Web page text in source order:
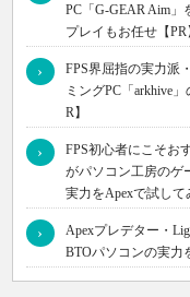
PC「G-GEAR Aim」
プレイもお任せ【PR
›
FPS界屈指の実力派
ミングPC「arkhive
R】
›
FPS初心者にこそお
がパソコン工房のゲ
実力をApexで試して
›
Apexプレデター・
BTOパソコンの実力